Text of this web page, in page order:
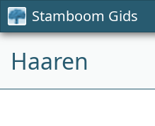
Stamboom Gids
Haaren